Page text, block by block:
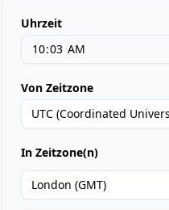
Uhrzeit
Von Zeitzone
UTC (Coordinated
In Zeitzone(n)
London (GMT)